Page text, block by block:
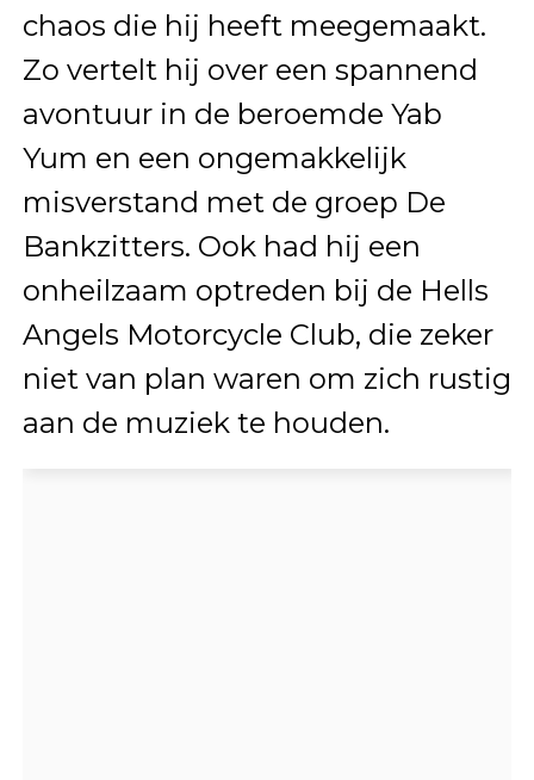
chaos die hij heeft meegemaakt.
Zo vertelt hij over een spannend
avontuur in de beroemde Yab
Yum en een ongemakkelijk
misverstand met de groep De
Bankzitters. Ook had hij een
onheilzaam optreden bij de Hells
Angels Motorcycle Club, die zeker
niet van plan waren om zich rustig
aan de muziek te houden.